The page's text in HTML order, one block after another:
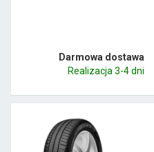
Darmowa dostawa
Realizacja 3-4 dni